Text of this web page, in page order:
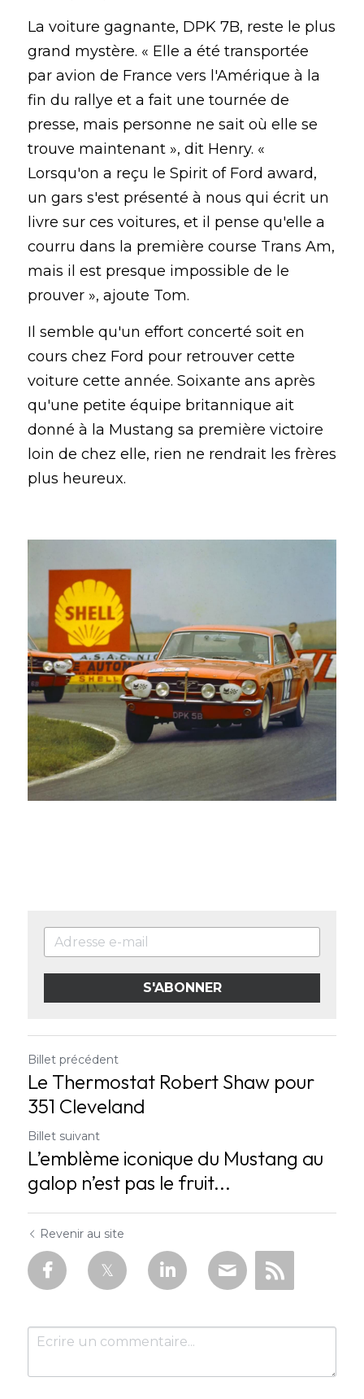
La voiture gagnante, DPK 7B, reste le plus
grand mystère. « Elle a été transportée
par avion de France vers l'Amérique à la
fin du rallye et a fait une tournée de
presse, mais personne ne sait où elle se
trouve maintenant », dit Henry. «
Lorsqu'on a reçu le Spirit of Ford award,
un gars s'est présenté à nous qui écrit un
livre sur ces voitures, et il pense qu'elle a
courru dans la première course Trans Am,
mais il est presque impossible de le
prouver », ajoute Tom.
Il semble qu'un effort concerté soit en
cours chez Ford pour retrouver cette
voiture cette année. Soixante ans après
qu'une petite équipe britannique ait
donné à la Mustang sa première victoire
loin de chez elle, rien ne rendrait les frères
plus heureux.
S'ABONNER
Billet précédent
Le Thermostat Robert Shaw pour
351 Cleveland
Billet suivant
L’emblème iconique du Mustang au
galop n’est pas le fruit...
Revenir au site